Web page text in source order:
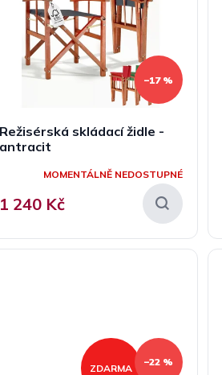
–17 %
Režisérská skládací židle -
antracit
MOMENTÁLNĚ NEDOSTUPNÉ
1 240 Kč
ZDARMA –22 %